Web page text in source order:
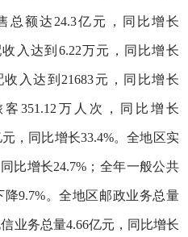
总额达24.3亿元，同比增长
入达到6.22万元，同比增长
入达到21683元，同比增长
351.12万人次，同比增长
，同比增长33.4%。全地区实
比增长24.7%；全年一般公共
9.7%。全地区邮政业务总量
业务总量4.66亿元，同比增长